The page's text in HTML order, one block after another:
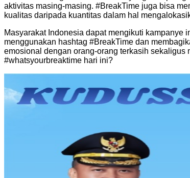
aktivitas masing-masing. #BreakTime juga bisa
kualitas daripada kuantitas dalam hal
Masyarakat Indonesia dapat mengikuti kampanye
menggunakan hashtag #BreakTime dan
emosional dengan orang-orang terkasih sekaligus
#whatsyourbreaktime hari ini?